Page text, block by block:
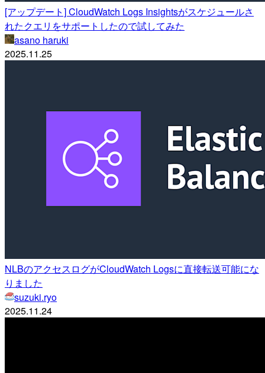
[アップデート] CloudWatch Logs Insightsがスケジュールさ
れたクエリをサポートしたので試してみた
asano haruki
2025.11.25
NLBのアクセスログがCloudWatch Logsに直接転送可能にな
りました
suzuki.ryo
2025.11.24